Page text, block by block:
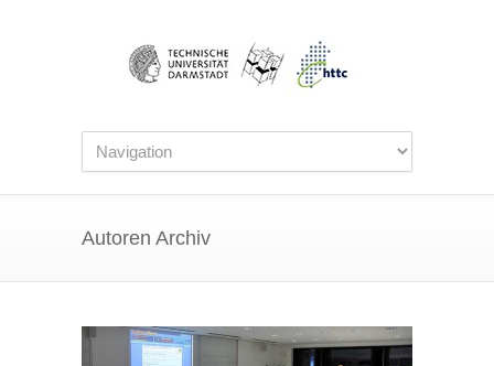
Autoren Archiv